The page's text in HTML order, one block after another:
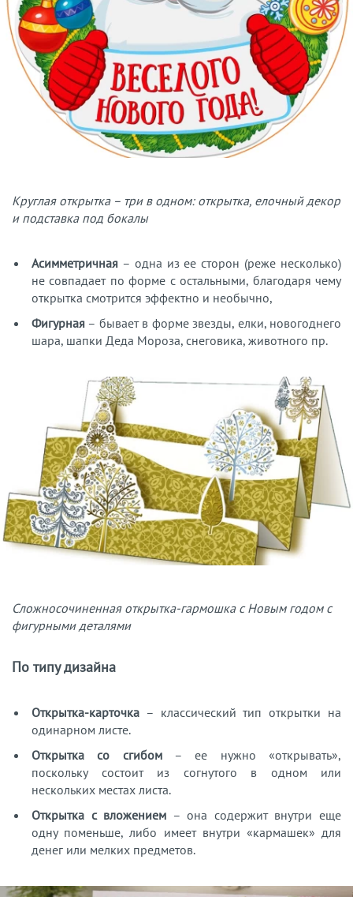
Круглая открытка – три в одном: открытка, елочный декор
и подставка под бокалы
Асимметричная – одна из ее сторон (реже несколько)
не совпадает по форме с остальными, благодаря чему
открытка смотрится эффектно и необычно,
Фигурная – бывает в форме звезды, елки, новогоднего
шара, шапки Деда Мороза, снеговика, животного пр.
Сложносочиненная открытка-гармошка с Новым годом с
фигурными деталями
По типу дизайна
Открытка-карточка – классический тип открытки на
одинарном листе.
Открытка со сгибом– ее нужно «открывать»,
поскольку состоит из согнутого в одном или
нескольких местах листа.
Открытка с вложением – она содержит внутри еще
одну поменьше, либо имеет внутри «кармашек» для
денег или мелких предметов.